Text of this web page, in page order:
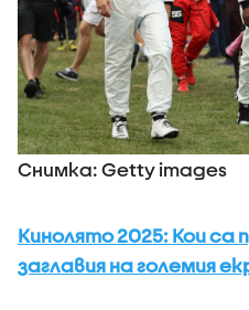
Снимка: Getty images
Кинолято 2025: Кои
заглавия на големия